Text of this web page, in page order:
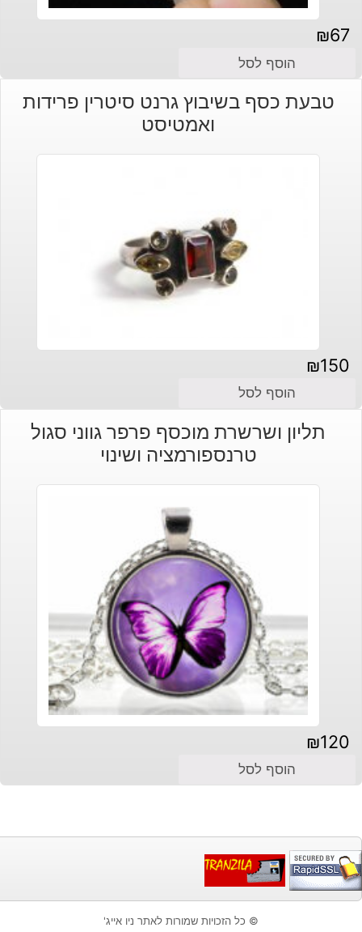
₪67
הוסף לסל
טבעת כסף בשיבוץ גרנט סיטרין פרידות
ואמטיסט
₪150
הוסף לסל
תליון ושרשרת מוכסף פרפר גווני סגול
טרנספורמציה ושינוי
₪120
הוסף לסל
© כל הזכויות שמורות לאתר ניו אייג'